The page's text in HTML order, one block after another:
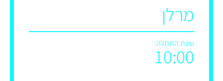
מרלן
שעת התחלה:
10:00